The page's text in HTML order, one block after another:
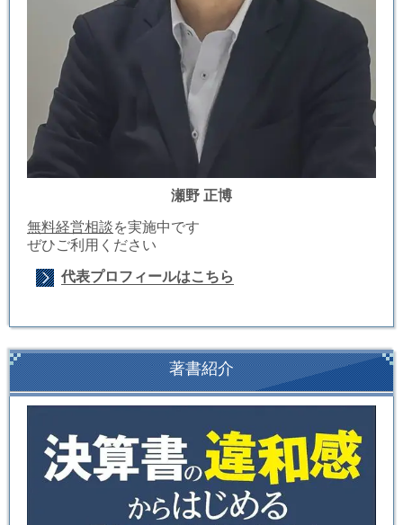
瀬野 正博
無料経営相談を実施中です
ぜひご利用ください
代表プロフィールはこちら
著書紹介